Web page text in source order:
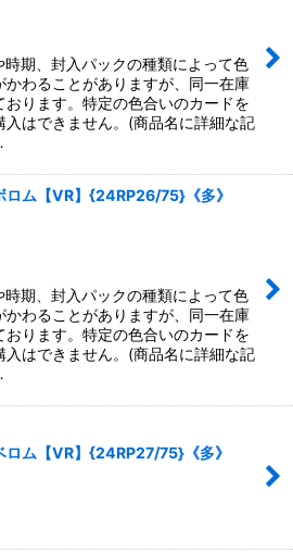
期、封入パックの種類によって色
かわることがありますが、同一在庫
おります。特定の色合いのカードを
入はできません。(商品名に詳細な記
ロム【VR】{24RP26/75}《多》
期、封入パックの種類によって色
かわることがありますが、同一在庫
おります。特定の色合いのカードを
入はできません。(商品名に詳細な記
ロム【VR】{24RP27/75}《多》